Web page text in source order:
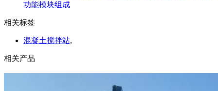
功能模块组成
相关标签
混凝土搅拌站,
相关产品